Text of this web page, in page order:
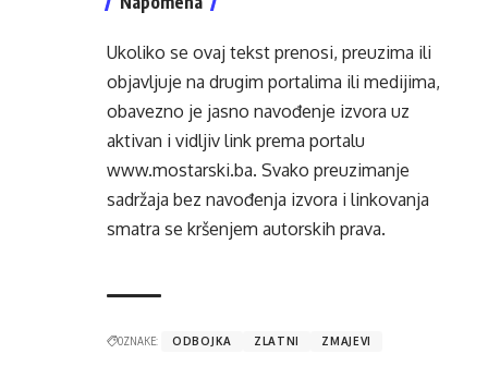
Ukoliko se ovaj tekst prenosi, preuzima ili
objavljuje na drugim portalima ili medijima,
obavezno je jasno navođenje izvora uz
aktivan i vidljiv link prema portalu
www.mostarski.ba. Svako preuzimanje
sadržaja bez navođenja izvora i linkovanja
smatra se kršenjem autorskih prava.
OZNAKE: ODBOJKA ZLATNI ZMAJEVI